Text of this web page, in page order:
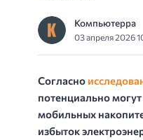
Компьютерра
03 апреля 2026
Согласно
потенциально
мобильных
избыток